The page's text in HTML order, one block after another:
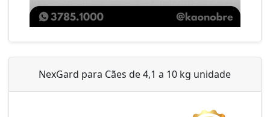
NexGard para Cães de 4,1 a 10 kg unidade